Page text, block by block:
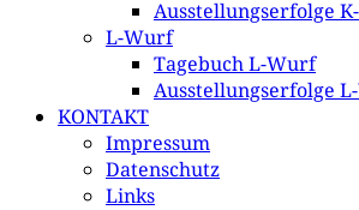
Ausstellungserfolge
L-Wurf
Tagebuch L-Wurf
Ausstellungserfolge
KONTAKT
Impressum
Datenschutz
Links